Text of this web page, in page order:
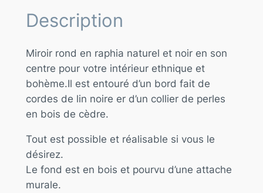
Description
Miroir rond en raphia naturel et noir en son
centre pour votre intérieur ethnique et
bohème.Il est entouré d’un bord fait de
cordes de lin noire er d’un collier de perles
en bois de cèdre.
Tout est possible et réalisable si vous le
désirez.
Le fond est en bois et pourvu d’une attache
murale.